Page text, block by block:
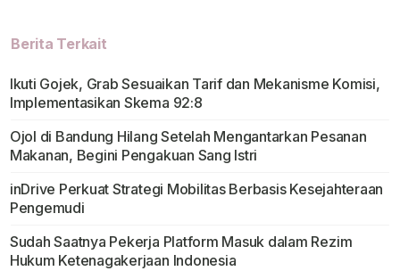
Berita Terkait
Ikuti Gojek, Grab Sesuaikan Tarif dan Mekanisme Komisi,
Implementasikan Skema 92:8
Ojol di Bandung Hilang Setelah Mengantarkan Pesanan
Makanan, Begini Pengakuan Sang Istri
inDrive Perkuat Strategi Mobilitas Berbasis Kesejahteraan
Pengemudi
Sudah Saatnya Pekerja Platform Masuk dalam Rezim
Hukum Ketenagakerjaan Indonesia